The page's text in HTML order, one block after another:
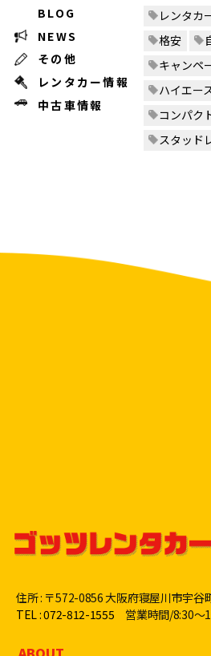
BLOG
NEWS
その他
レンタカー情報
中古車情報
レンタカ
格安
キャンペ
ハイエー
コンパク
スタッド
住所 : 〒572-0856 大阪府寝屋川市宇谷
TEL : 072-812-1555 営業時間/8:30〜